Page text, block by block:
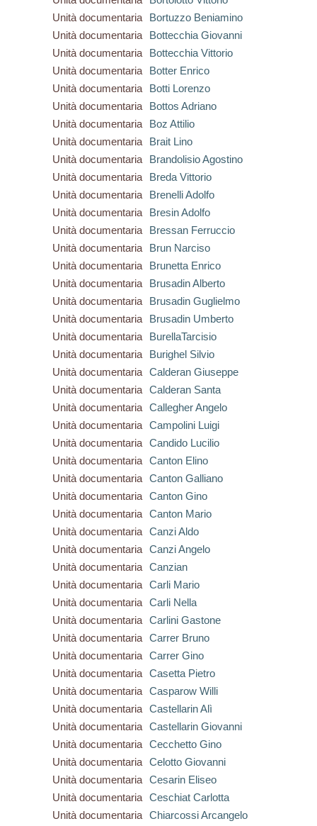
Unità documentaria
Bortuzzo Beniamino
Unità documentaria
Bottecchia Giovanni
Unità documentaria
Bottecchia Vittorio
Unità documentaria
Botter Enrico
Unità documentaria
Botti Lorenzo
Unità documentaria
Bottos Adriano
Unità documentaria
Boz Attilio
Unità documentaria
Brait Lino
Unità documentaria
Brandolisio Agostino
Unità documentaria
Breda Vittorio
Unità documentaria
Brenelli Adolfo
Unità documentaria
Bresin Adolfo
Unità documentaria
Bressan Ferruccio
Unità documentaria
Brun Narciso
Unità documentaria
Brunetta Enrico
Unità documentaria
Brusadin Alberto
Unità documentaria
Brusadin Guglielmo
Unità documentaria
Brusadin Umberto
Unità documentaria
BurellaTarcisio
Unità documentaria
Burighel Silvio
Unità documentaria Calderan Giuseppe
Unità documentaria Calderan Santa
Unità documentaria Callegher Angelo
Unità documentaria Campolini Luigi
Unità documentaria Candido Lucilio
Unità documentaria Canton Elino
Unità documentaria Canton Galliano
Unità documentaria Canton Gino
Unità documentaria Canton Mario
Unità documentaria Canzi Aldo
Unità documentaria Canzi Angelo
Unità documentaria Canzian
Unità documentaria Carli Mario
Unità documentaria Carli Nella
Unità documentaria Carlini Gastone
Unità documentaria Carrer Bruno
Unità documentaria Carrer Gino
Unità documentaria Casetta Pietro
Unità documentaria Casparow Willi
Unità documentaria Castellarin Alì
Unità documentaria Castellarin Giovanni
Unità documentaria Cecchetto Gino
Unità documentaria Celotto Giovanni
Unità documentaria Cesarin Eliseo
Unità documentaria Ceschiat Carlotta
Unità documentaria Chiarcossi Arcangelo